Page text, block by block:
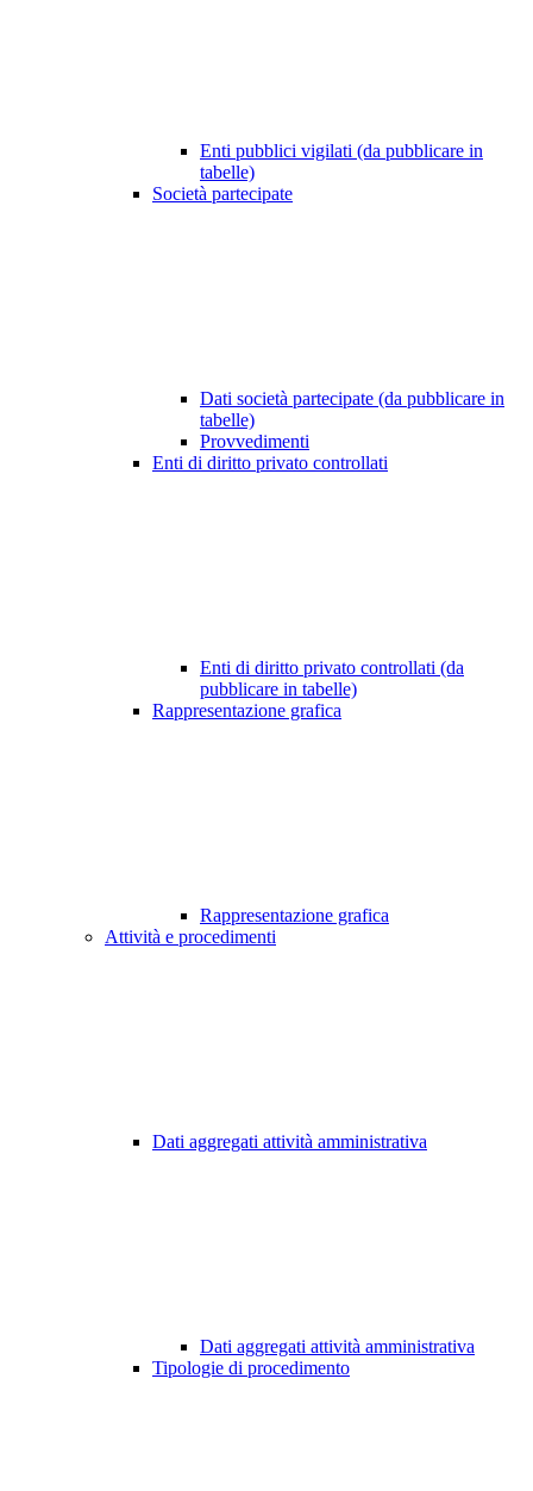
Enti pubblici vigilati (da pubblicare in
tabelle)
Società partecipate
Dati società partecipate (da pubblicare in
tabelle)
Provvedimenti
Enti di diritto privato controllati
Enti di diritto privato controllati (da
pubblicare in tabelle)
Rappresentazione grafica
Rappresentazione grafica
Attività e procedimenti
Dati aggregati attività amministrativa
Dati aggregati attività amministrativa
Tipologie di procedimento